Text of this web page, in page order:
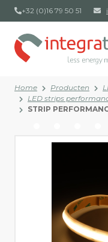
+32 (0)16 79 50 51
Home Producten
LED strips
STRIP